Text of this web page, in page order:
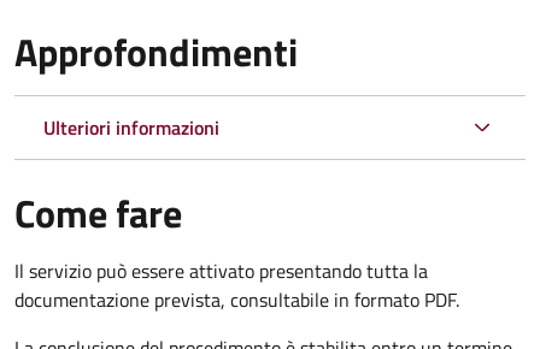
Approfondimenti
Ulteriori informazioni
Come fare
Il servizio può essere attivato presentando tutta la
documentazione prevista, consultabile in formato PDF.